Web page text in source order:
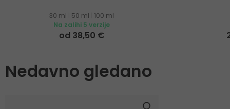
30 ml 50 ml
100 ml
Na zalihi 5 verzije
od 38,50 €
Nedavno gledano